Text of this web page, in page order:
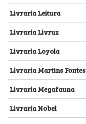
Livraria Leitura
Livraria Livruz
Livraria Loyola
Livraria Martins Fontes
Livraria Megafauna
Livraria Nobel